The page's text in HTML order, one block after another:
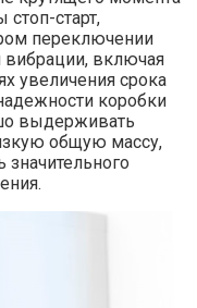
стоп-старт,
переключении
включая
увеличения срока
коробки
выдерживать
общую массу,